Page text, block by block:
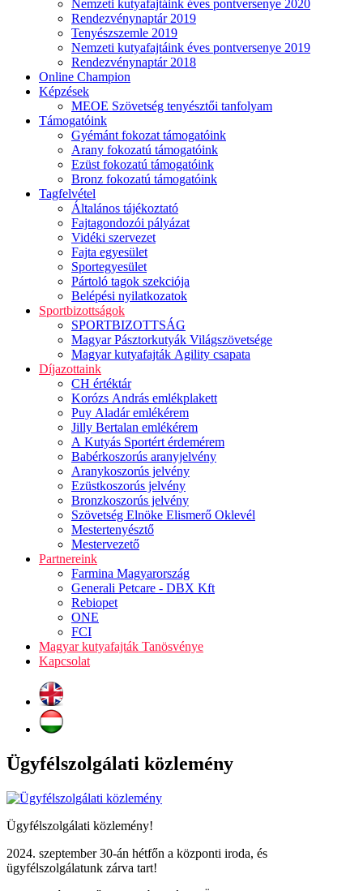
Nemzeti kutyafajtáink éves pontversenye 2020
Rendezvénynaptár 2019
Tenyészszemle 2019
Nemzeti kutyafajtáink éves pontversenye 2019
Rendezvénynaptár 2018
Online Champion
Képzések
MEOE Szövetség tenyésztői tanfolyam
Támogatóink
Gyémánt fokozat támogatóink
Arany fokozatú támogatóink
Ezüst fokozatú támogatóink
Bronz fokozatú támogatóink
Tagfelvétel
Általános tájékoztató
Fajtagondozói pályázat
Vidéki szervezet
Fajta egyesület
Sportegyesület
Pártoló tagok szekciója
Belépési nyilatkozatok
Sportbizottságok
SPORTBIZOTTSÁG
Magyar Pásztorkutyák Világszövetsége
Magyar kutyafajták Agility csapata
Díjazottaink
CH értéktár
Korózs András emlékplakett
Puy Aladár emlékérem
Jilly Bertalan emlékérem
A Kutyás Sportért érdemérem
Babérkoszorús aranyjelvény
Aranykoszorús jelvény
Ezüstkoszorús jelvény
Bronzkoszorús jelvény
Szövetség Elnöke Elismerő Oklevél
Mestertenyésztő
Mestervezető
Partnereink
Farmina Magyarország
Generali Petcare - DBX Kft
Rebiopet
ONE
FCI
Magyar kutyafajták Tanösvénye
Kapcsolat
Ügyfélszolgálati közlemény
Ügyfélszolgálati közlemény!
2024. szeptember 30-án hétfőn a központi iroda, és
ügyfélszolgálatunk zárva tart!